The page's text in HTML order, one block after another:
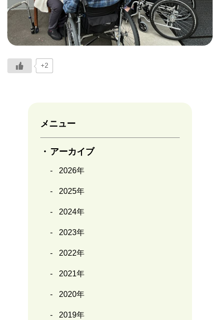
メニュー
アーカイブ
2026年
2025年
2024年
2023年
2022年
2021年
2020年
2019年
+2